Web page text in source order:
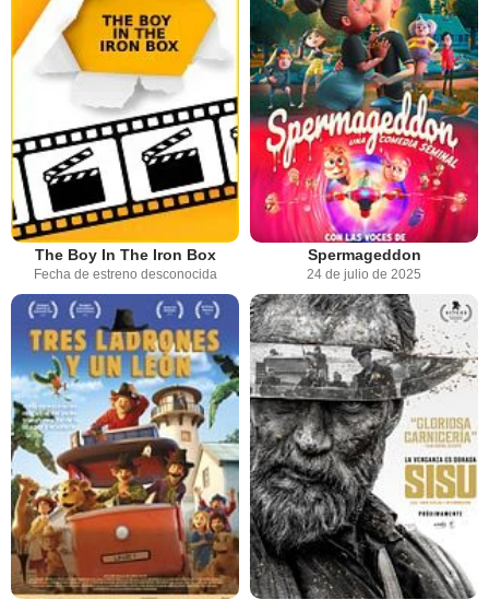
The Boy In The Iron Box
Fecha de estreno desconocida
Spermageddon
24 de julio de 2025